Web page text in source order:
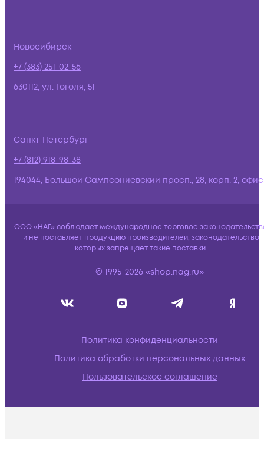
Новосибирск
+7 (383) 251-02-56
630112, ул. Гоголя, 51
Санкт-Петербург
+7 (812) 918-98-38
194044, Большой Сампсониевский просп., 28, корп. 2,
ООО «НАГ» соблюдает международное торговое
и не поставляет продукцию производителей, законодательство
которых запрещает такие поставки.
© 1995-2026 «shop.nag.ru»
Политика конфиденциальности
Политика обработки персональных данных
Пользовательское соглашение